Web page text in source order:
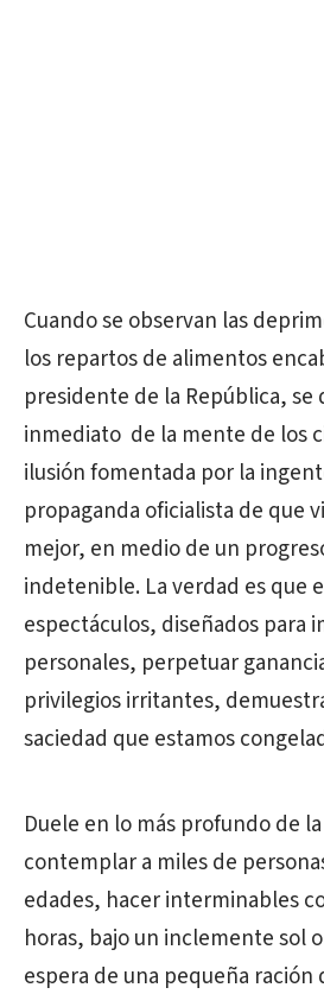
Cuando se observan las
los repartos de alimentos
presidente de la República, se
inmediato de la mente de los
ilusión fomentada por la
propaganda oficialista de que
mejor, en medio de un
indetenible. La verdad es que
espectáculos, diseñados para
personales, perpetuar
privilegios irritantes,
saciedad que estamos
Duele en lo más profundo de
contemplar a miles de
edades, hacer interminables
horas, bajo un inclemente sol
espera de una pequeña ración